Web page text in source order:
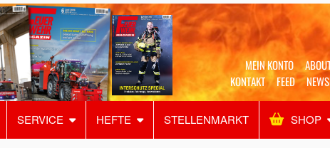
MEIN KONTO
KONTAKT
FEED
SERVICE HEFTE STELLENMARKT SHOP
Alles Shop